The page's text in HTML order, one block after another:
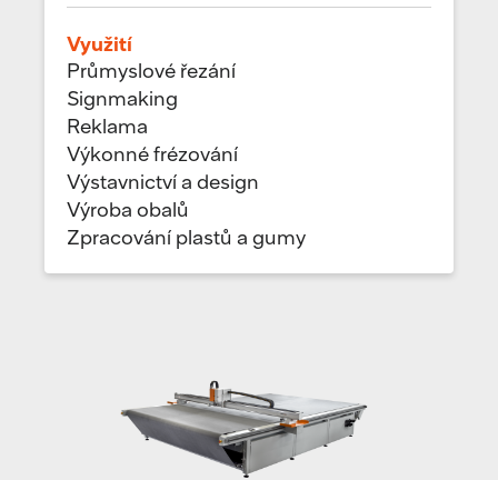
Využití
Průmyslové řezání
Signmaking
Reklama
Výkonné frézování
Výstavnictví a design
Výroba obalů
Zpracování plastů a gumy